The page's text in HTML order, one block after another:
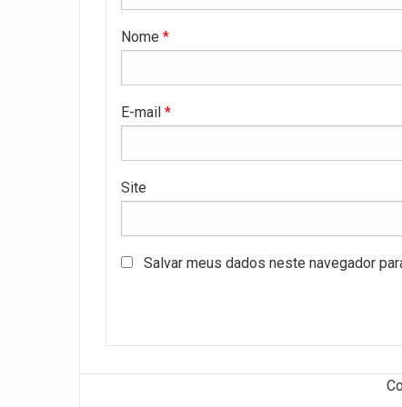
Nome *
E-mail *
Site
Salvar meus dados neste navegador